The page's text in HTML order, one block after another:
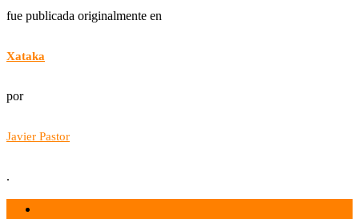
fue publicada originalmente en
Xataka
por
Javier Pastor
.